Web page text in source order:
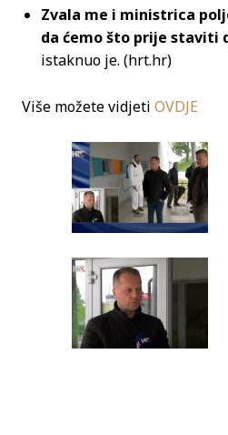
Zvala me i ministrica
da ćemo što prije staviti
istaknuo je. (hrt.hr)
Više možete vidjeti OVDJE